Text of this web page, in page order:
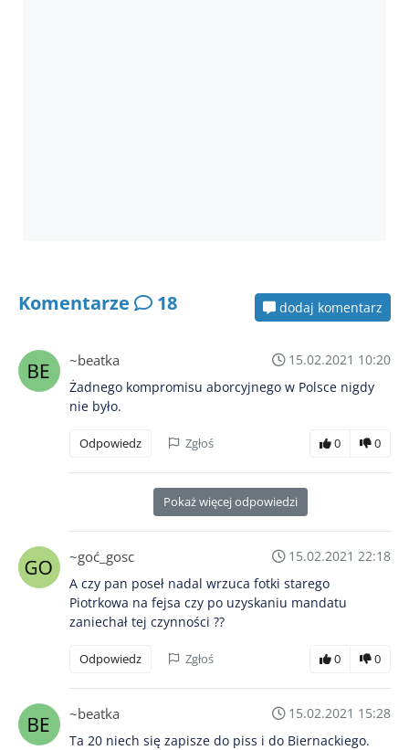
Komentarze 18 dodaj komentarz
~beatka
15.02.2021 10:20
Żadnego kompromisu aborcyjnego w Polsce nigdy
nie było.
Odpowiedz Zgłoś 0 0
Pokaż więcej odpowiedzi
~goć_gosc
15.02.2021 22:18
A czy pan poseł nadal wrzuca fotki starego
Piotrkowa na fejsa czy po uzyskaniu mandatu
zaniechał tej czynności ??
Odpowiedz Zgłoś 0 0
~beatka
15.02.2021 15:28
Ta 20 niech się zapisze do piss i do Biernackiego.